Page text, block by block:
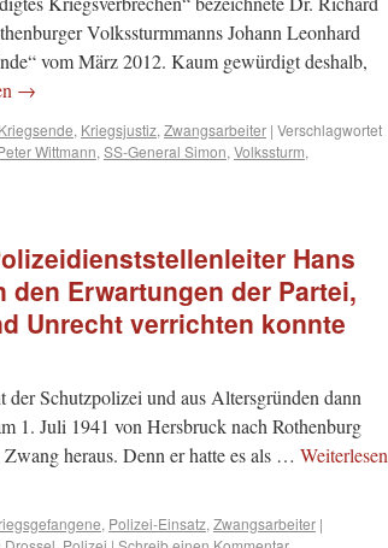
Volkssturmmanns Johann Leonhard
vom März 2012. Kaum gewürdigt deshalb,
→
Kriegsende, Kriegsjustiz, Zwangsarbeiter | Verschlagwortet
Wittmann, SS-General Simon, Volkssturm,
Hans
Erwartungen der Partei,
Unrecht verrichten konnte
Schutzpolizei und aus Altersgründen dann
1. Juli 1941 von Hersbruck nach Rothenburg
heraus. Denn er hatte es als … Weiterlesen
, Polizei-Einsatz, Zwangsarbeiter |